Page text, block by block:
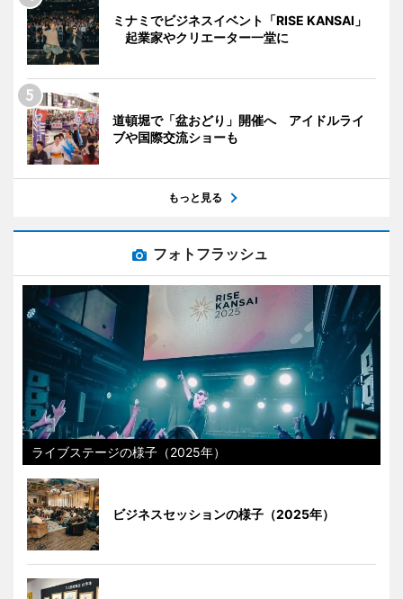
ミナミでビジネスイベント「RISE KANSAI」
起業家やクリエーター一堂に
道頓堀で「盆おどり」開催へ アイドルライ
ブや国際交流ショーも
もっと見る
フォトフラッシュ
ライブステージの様子（2025年）
ビジネスセッションの様子（2025年）